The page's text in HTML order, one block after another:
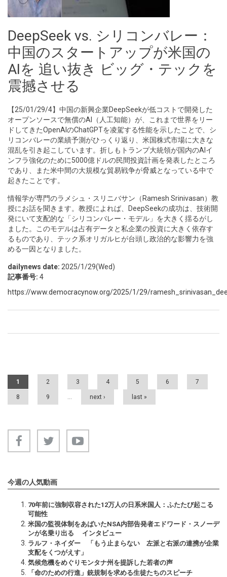
DeepSeek vs. シリコンバレー：
中国のスタートアップが米国の
AIを 追い抜き ビッグ・テックを
震撼させる
【25/01/29/4】中国の新興企業DeepSeekが低コストで開発した
オープンソースで無償のAI（人工知能）が、これまで世界をリー
ドしてきたOpenAIのChatGPTを凌駕する性能を示したことで、シ
リコンバレーの業績予測がひっくり返り、米国株式市場に大きな
混乱を引き起こしています。折しもトランプ大統領が国内のAIイ
ンフラ強化のために5000億ドルの民間投資計画を発表したところ
であり、また米中間の大規模な貿易戦争が脅威となっている中で
起きたことです。
情報学が専門のラメシュ・スリニバサン（Ramesh Srinivasan）教
授にお話を聞きます。教授によれば、DeepSeekの成功は、技術開
発にいて支配的な「シリコンバレー・モデル」を大きく揺るがし
ました。このモデルは占有データと私企業の投資に大きく依存す
るものであり、テック系オリガルヒが台頭し政治的な影響力を強
める一因となりました。
dailynews date: 2025/1/29(Wed)
記事番号: 4
https://www.democracynow.org/2025/1/29/
1 2 3 4 5 6 7
8 9 … next › last »
今週の人気動画
70年前に強制収容された12万人の日系米国人：ふたたび起こる
可能性
米国の監視体制をあばいたNSA内部告発者エドワード・スノーデ
ンが名乗り出る インタビュー
ラルフ・ネイダー 「もう止まらない 左派と右派の連携が企業
支配をくつがえす」
気候危機をめぐりモンタナ州を提訴した若者の声
「命のための行進」銃規制を求める生徒たちのスピーチ